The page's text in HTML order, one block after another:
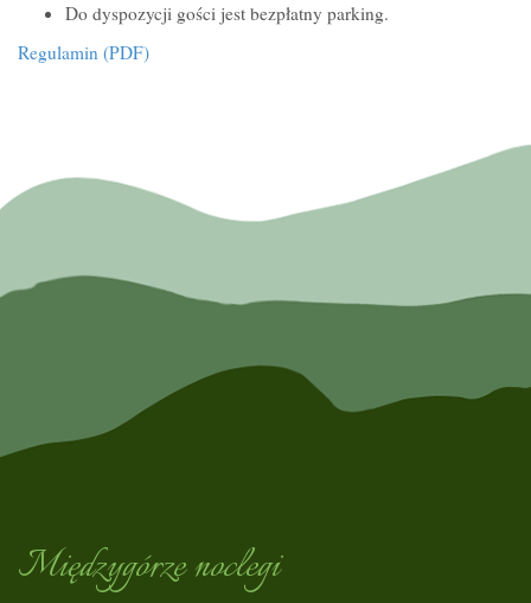
Do dyspozycji gości jest bezpłatny parking.
Regulamin (PDF)
Międzygórze noclegi